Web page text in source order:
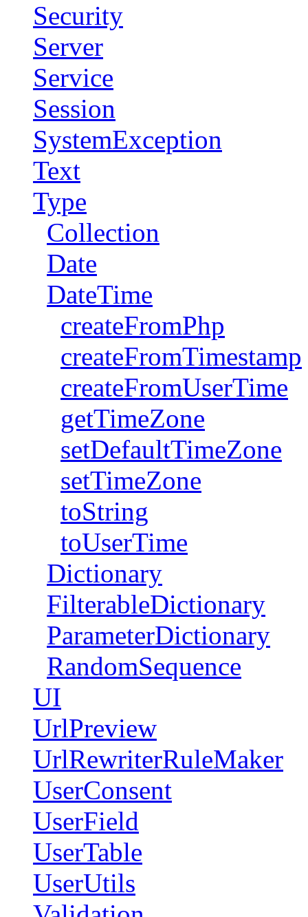
Security
Server
Service
Session
SystemException
Text
Type
Collection
Date
DateTime
createFromPhp
createFromTimestamp
createFromUserTime
getTimeZone
setDefaultTimeZone
setTimeZone
toString
toUserTime
Dictionary
FilterableDictionary
ParameterDictionary
RandomSequence
UI
UrlPreview
UrlRewriterRuleMaker
UserConsent
UserField
UserTable
UserUtils